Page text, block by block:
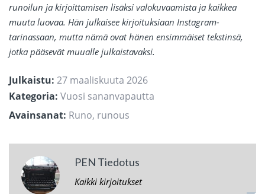
runoilun ja kirjoittamisen lisäksi valokuvaamista ja kaikkea
muuta luovaa. Hän julkaisee kirjoituksiaan Instagram-
tarinassaan, mutta nämä ovat hänen ensimmäiset tekstinsä,
jotka pääsevät muualle julkaistavaksi.
Julkaistu: 27 maaliskuuta 2026
Kategoria: Vuosi sananvapautta
Avainsanat: Runo, runous
PEN Tiedotus
Kaikki kirjoitukset